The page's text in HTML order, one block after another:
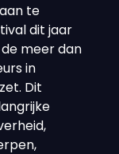
te
dit jaar
meer dan
in
Dit